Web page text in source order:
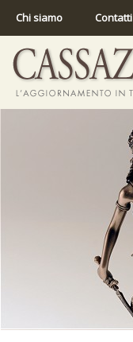
Chi siamo Contatti